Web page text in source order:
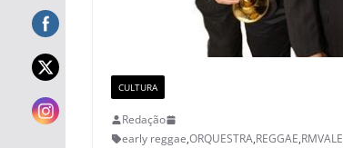
CULTURA
Redação
early reggae,ORQUESTRA,REGGAE,RMVALE